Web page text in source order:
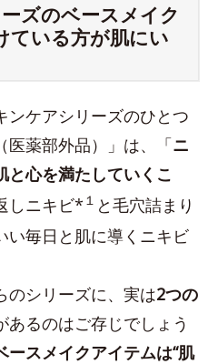
ズのベースメイク
ている方が肌にい
ンケアシリーズのひとつ
（医薬部外品）」は、「ニ
と心を満たしていくこ
しニキビ* １ と毛穴詰まり
い毎日と肌に導くニキビ
のシリーズに、実は2つの
あるのはご存じでしょう
ースメイクアイテムは“肌